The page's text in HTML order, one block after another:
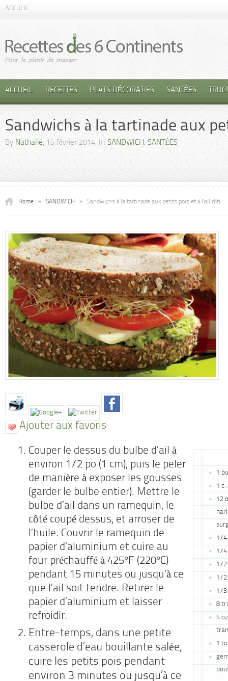
ACCUEIL
ACCUEIL RECETTES PLATS DÉCORATIFS SANTÉES
Sandwichs à la tartinade aux
By Nathalie, 15 février 2014, In SANDWICH, SANTÉES
Home » SANDWICH » Sandwichs à la tartinade aux petits pois et à l’ail rôti
Ajouter aux favoris
1
1 c.
12
1/4
1/4
1/2
1/2
1/3
8
4
1
Couper le dessus du bulbe d’ail à
environ 1/2 po (1 cm), puis le peler
de manière à exposer les gousses
(garder le bulbe entier). Mettre le
bulbe d’ail dans un ramequin, le
côté coupé dessus, et arroser de
l’huile. Couvrir le ramequin de
papier d’aluminium et cuire au
four préchauffé à 425°F (220°C)
pendant 15 minutes ou jusqu’à ce
que l’ail soit tendre. Retirer le
papier d’aluminium et laisser
refroidir.
Entre-temps, dans une petite
casserole d’eau bouillante salée,
cuire les petits pois pendant
environ 3 minutes ou jusqu’à ce